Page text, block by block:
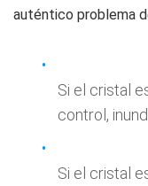
auténtico problema
Si el cristal
control,
Si el cristal